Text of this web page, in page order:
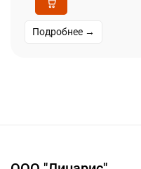
Подробнее →